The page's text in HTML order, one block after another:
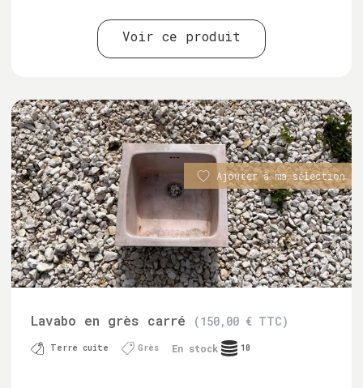
Voir ce produit
Ajouter à ma sélection
Lavabo en grès carré (150,00 € TTC)
Terre cuite Grès En stock 10